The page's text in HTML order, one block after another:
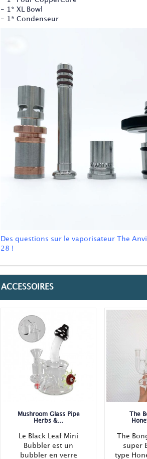
- 1* XL Bowl
- 1* Condenseur
Des questions sur le vaporisateur The
28 !
ACCESSOIRES
Mushroom Glass Pipe
Herbs &...
Le Black Leaf Mini
Bubbler est un
bubbler en verre
The
The
super
type